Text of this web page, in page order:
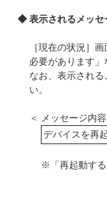
◆ 表示されるメッセ
［現在の状況］
必要があります」
なお、表示され
い。
＜ メッセージ内容
デバイスを再
※「再起動す